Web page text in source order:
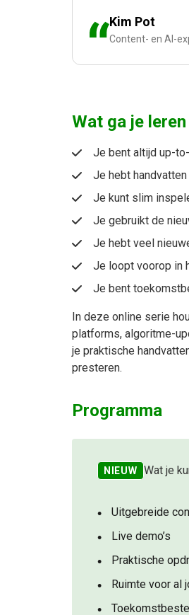
Kim Pot
Content- en AI-
Wat ga je leren
Je bent altijd up-
Je hebt
Je kunt slim
Je gebruikt de
Je hebt veel
Je loopt voorop in
Je bent
In deze online serie
platforms, algoritme-
je praktische
presteren.
Programma
NIEUW Wat je
Uitgebreide
Live demo’s
Praktische
Ruimte voor al